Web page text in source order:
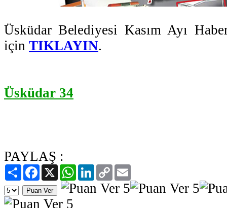
Üsküdar Belediyesi Kasım Ayı
için TIKLAYIN.
Üsküdar 34
PAYLAŞ :
PaylaşFacebook
X WhatsAppLinkedIn
Copy
Link